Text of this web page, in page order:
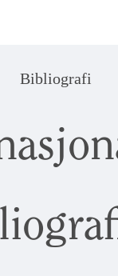
Bibliografi